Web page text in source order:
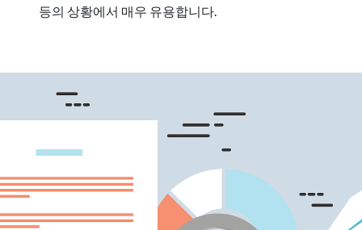
등의 상황에서 매우 유용합니다.